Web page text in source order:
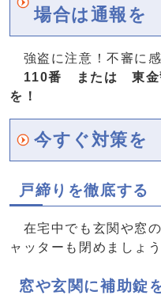
場合は通報を
強盗に注意！不審に
110番 または 東金
を！
今すぐ対策を
戸締りを徹底する
在宅中でも玄関や窓
ャッターも閉めましょう
窓や玄関に補助錠